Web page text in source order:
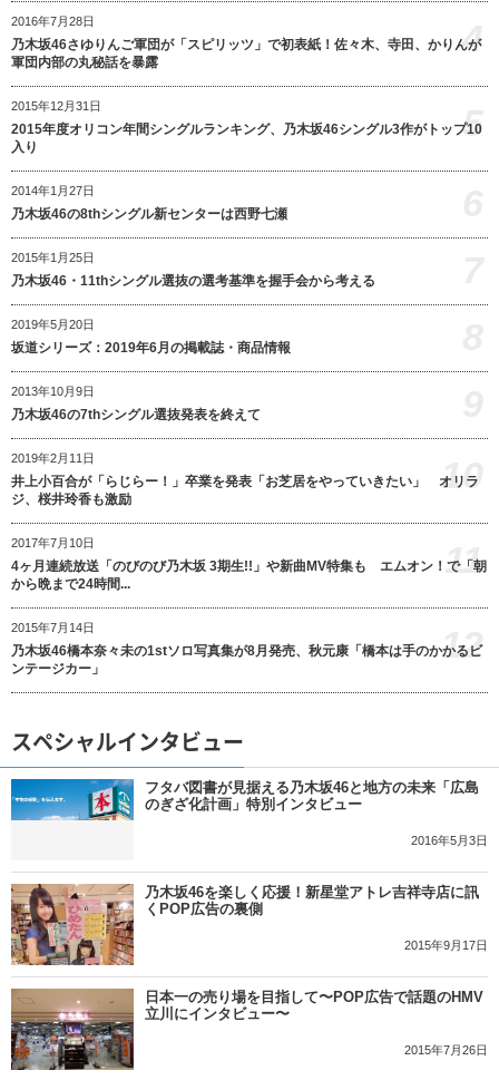
2016年7月28日
乃木坂46さゆりんご軍団が「スピリッツ」で初表紙！佐々木、寺田、かりんが
軍団内部の丸秘話を暴露
4
2015年12月31日
2015年度オリコン年間シングルランキング、乃木坂46シングル3作がトップ10
入り
5
2014年1月27日
乃木坂46の8thシングル新センターは西野七瀬
2015年1月25日
乃木坂46・11thシングル選抜の選考基準を握手会から考える
2019年5月20日
坂道シリーズ：2019年6月の掲載誌・商品情報
2013年10月9日
乃木坂46の7thシングル選抜発表を終えて
2019年2月11日
井上小百合が「らじらー！」卒業を発表「お芝居をやっていきたい」 オリラ
ジ、桜井玲香も激励
10
2017年7月10日
4ヶ月連続放送「のびのび乃木坂 3期生!!」や新曲MV特集も エムオン！で「朝
から晩まで24時間...
11
2015年7月14日
乃木坂46橋本奈々未の1stソロ写真集が8月発売、秋元康「橋本は手のかかるビ
ンテージカー」
12
スペシャルインタビュー
フタバ図書が見据える乃木坂46と地方の未来「広島
のぎざ化計画」特別インタビュー
2016年5月3日
乃木坂46を楽しく応援！新星堂アトレ吉祥寺店に訊
くPOP広告の裏側
2015年9月17日
日本一の売り場を目指して〜POP広告で話題のHMV
立川にインタビュー〜
2015年7月26日